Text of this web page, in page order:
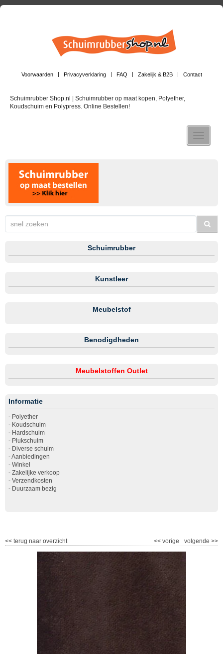
Voorwaarden Privacyverklaring FAQ Zakelijk & B2B Contact
Schuimrubber Shop.nl | Schuimrubber op maat kopen, Polyether,
Koudschuim en Polypress. Online Bestellen!
Toggle
Schuimrubber
Kunstleer
Meubelstof
Benodigdheden
Meubelstoffen Outlet
Informatie
- Polyether
- Koudschuim
- Hardschuim
- Plukschuim
- Diverse schuim
-Aanbiedingen
- Winkel
- Zakelijke verkoop
- Verzendkosten
- Duurzaam bezig
<< terug naar overzicht volgende >>
<< vorige